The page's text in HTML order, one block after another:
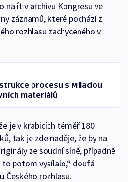
najít v archivu Kongresu ve
záznamů, které pochází z
rozhlasu zachyceného v
procesu s Miladou
materiálů
je v krabicích téměř 180
tak je zde naděje, že by na
ze soudní síně, případně
to potom vysílalo,“ doufá
Českého rozhlasu.